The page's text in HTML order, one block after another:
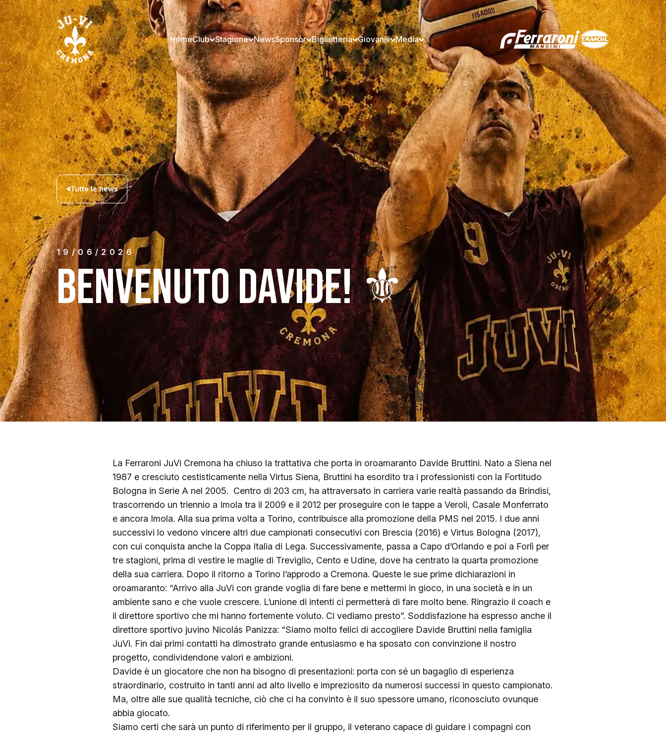
HomeClub Stagione NewsSponsor Biglietteria Giovanili Media
Tutte le news
19/06/2026
BENVENUTO DAVIDE! ⚜️
La Ferraroni JuVi Cremona ha chiuso la trattativa che porta in oroamaranto Davide Bruttini. Nato a Siena nel
1987 e cresciuto cestisticamente nella Virtus Siena, Bruttini ha esordito tra i professionisti con la Fortitudo
Bologna in Serie A nel 2005. Centro di 203 cm, ha attraversato in carriera varie realtà passando da Brindisi,
trascorrendo un triennio a Imola tra il 2009 e il 2012 per proseguire con le tappe a Veroli, Casale Monferrato
e ancora Imola. Alla sua prima volta a Torino, contribuisce alla promozione della PMS nel 2015. I due anni
successivi lo vedono vincere altri due campionati consecutivi con Brescia (2016) e Virtus Bologna (2017),
con cui conquista anche la Coppa Italia di Lega. Successivamente, passa a Capo d’Orlando e poi a Forlì per
tre stagioni, prima di vestire le maglie di Treviglio, Cento e Udine, dove ha centrato la quarta promozione
della sua carriera. Dopo il ritorno a Torino l’approdo a Cremona. Queste le sue prime dichiarazioni in
oroamaranto: “Arrivo alla JuVi con grande voglia di fare bene e mettermi in gioco, in una società e in un
ambiente sano e che vuole crescere. L’unione di intenti ci permetterà di fare molto bene. Ringrazio il coach e
il direttore sportivo che mi hanno fortemente voluto. Ci vediamo presto”. Soddisfazione ha espresso anche il
direttore sportivo juvino Nicolás Panizza: “Siamo molto felici di accogliere Davide Bruttini nella famiglia
JuVi. Fin dai primi contatti ha dimostrato grande entusiasmo e ha sposato con convinzione il nostro
progetto, condividendone valori e ambizioni.
Davide è un giocatore che non ha bisogno di presentazioni: porta con sé un bagaglio di esperienza
straordinario, costruito in tanti anni ad alto livello e impreziosito da numerosi successi in questo campionato.
Ma, oltre alle sue qualità tecniche, ciò che ci ha convinto è il suo spessore umano, riconosciuto ovunque
abbia giocato.
Siamo certi che sarà un punto di riferimento per il gruppo, il veterano capace di guidare i compagni con